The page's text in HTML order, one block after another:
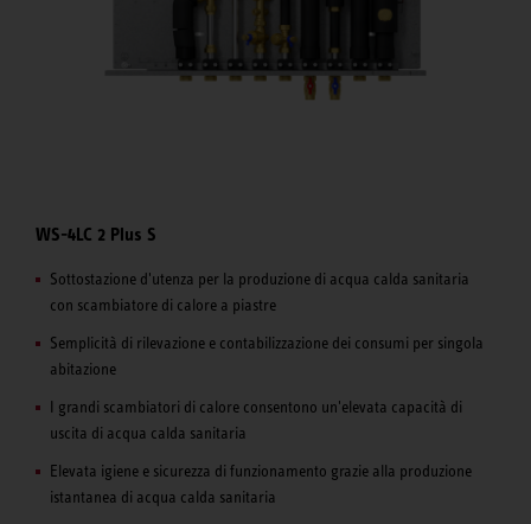
WS-4LC 2 Plus S
Sottostazione d'utenza per la produzione di acqua calda sanitaria
con scambiatore di calore a piastre
Semplicità di rilevazione e contabilizzazione dei consumi per singola
abitazione
I grandi scambiatori di calore consentono un'elevata capacità di
uscita di acqua calda sanitaria
Elevata igiene e sicurezza di funzionamento grazie alla produzione
istantanea di acqua calda sanitaria